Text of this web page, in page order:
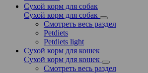
Сухой корм для собак
Сухой корм для собак
Смотреть весь раздел
Petdiets
Petdiets light
Сухой корм для кошек
Сухой корм для кошек
Смотреть весь раздел